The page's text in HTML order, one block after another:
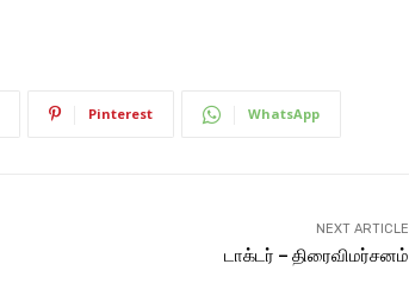
Pinterest WhatsApp
NEXT ARTICLE
டாக்டர் – திரைவிமர்சனம்